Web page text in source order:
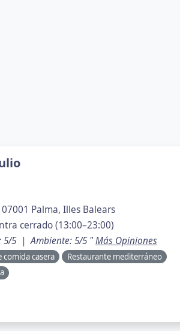
Palma, Illes Balears
cerrado (13:00–23:00)
5/5 | Ambiente: 5/5 "Más Opiniones
comida casera
Restaurante mediterráneo